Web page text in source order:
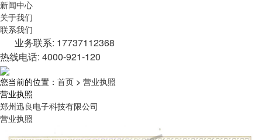
新闻中心
关于我们
联系我们
业务联系: 17737112368
热线电话: 4000-921-120
您当前的位置： 首页 > 营业执照
营业执照
郑州迅良电子科技有限公司
营业执照